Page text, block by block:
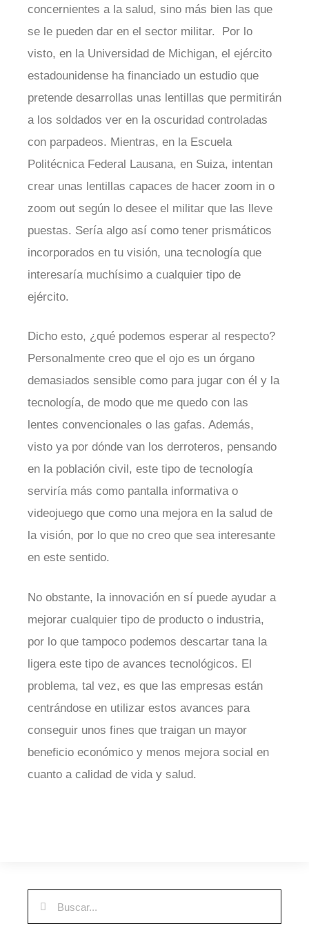
concernientes a la salud, sino más bien las que
se le pueden dar en el sector militar. Por lo
visto, en la Universidad de Michigan, el ejército
estadounidense ha financiado un estudio que
pretende desarrollas unas lentillas que permitirán
a los soldados ver en la oscuridad controladas
con parpadeos. Mientras, en la Escuela
Politécnica Federal Lausana, en Suiza, intentan
crear unas lentillas capaces de hacer zoom in o
zoom out según lo desee el militar que las lleve
puestas. Sería algo así como tener prismáticos
incorporados en tu visión, una tecnología que
interesaría muchísimo a cualquier tipo de
ejército.
Dicho esto, ¿qué podemos esperar al respecto?
Personalmente creo que el ojo es un órgano
demasiados sensible como para jugar con él y la
tecnología, de modo que me quedo con las
lentes convencionales o las gafas. Además,
visto ya por dónde van los derroteros, pensando
en la población civil, este tipo de tecnología
serviría más como pantalla informativa o
videojuego que como una mejora en la salud de
la visión, por lo que no creo que sea interesante
en este sentido.
No obstante, la innovación en sí puede ayudar a
mejorar cualquier tipo de producto o industria,
por lo que tampoco podemos descartar tana la
ligera este tipo de avances tecnológicos. El
problema, tal vez, es que las empresas están
centrándose en utilizar estos avances para
conseguir unos fines que traigan un mayor
beneficio económico y menos mejora social en
cuanto a calidad de vida y salud.